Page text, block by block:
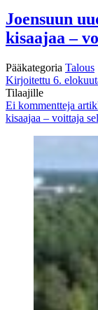
Joensuun
kisaajaa –
Pääkategoria Talous
Kirjoitettu 6.
Tilaajille
Ei kommentteja
kisaajaa – voittaja